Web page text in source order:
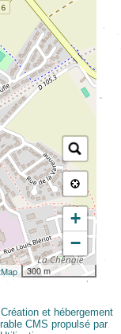
+
−
300 m
Création et hébergement
CMS propulsé par